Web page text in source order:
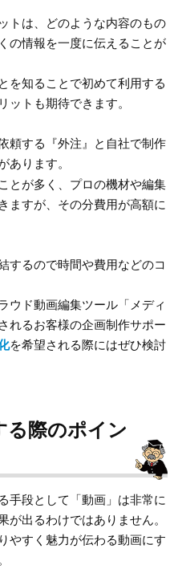
トは、どのような内容のもの
の情報を一度に伝えることが
を知ることで初めて利用する
トも期待できます。
頼する『外注』と自社で制作
あります。
とが多く、プロの機材や編集
ますが、その分費用が高額に
するので時間や費用などのコ
ウド動画編集ツール「メディ
れるお客様の企画制作サポー
を希望される際にはぜひ検討
る際のポイン
手段として「動画」は非常に
出るわけではありません。
やすく魅力が伝わる動画にす